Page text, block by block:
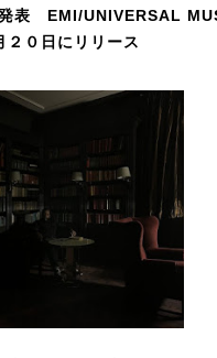
発表 EMI/UNIVERSAL
２０日にリリース